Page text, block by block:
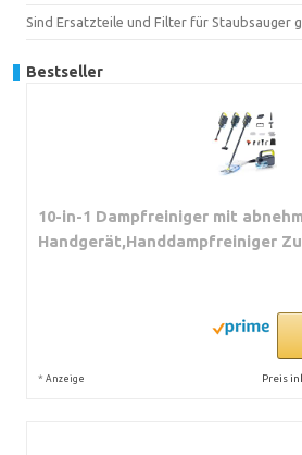
Sind Ersatzteile und Filter für Staubsauger
Bestseller
10-in-1 Dampfreiniger mit
Handgerät,Handdampfreiniger
* Anzeige Preis